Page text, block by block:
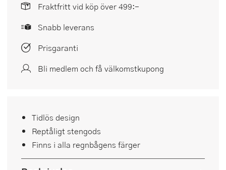
Fraktfritt vid köp över 499:-
Snabb leverans
Prisgaranti
Bli medlem och få välkomstkupong
Tidlös design
Reptåligt stengods
Finns i alla regnbågens färger